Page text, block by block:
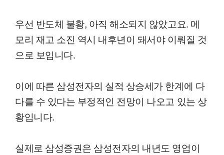
우선 반도체 불황, 아직 해소되지 않았고요. 메
모리 재고 소진 역시 내후년이 돼서야 이뤄질 것
으로 보입니다.
이에 따른 삼성전자의 실적 상승세가 한계에 다
다를 수 있다는 부정적인 전망이 나오고 있는 상
황입니다.
실제로 삼성증권은 삼성전자의 내년도 영업이